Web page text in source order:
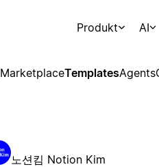
Produkt AI
MarketplaceTemplatesAgents
노션킴 Notion Kim